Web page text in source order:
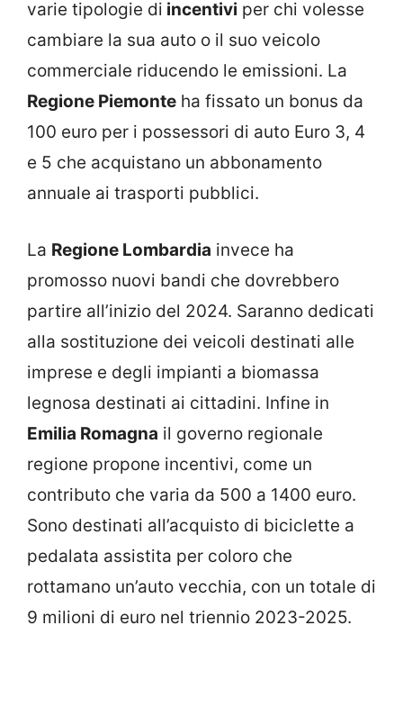
varie tipologie di incentivi per chi volesse
cambiare la sua auto o il suo veicolo
commerciale riducendo le emissioni. La
Regione Piemonte ha fissato un bonus da
100 euro per i possessori di auto Euro 3, 4
e 5 che acquistano un abbonamento
annuale ai trasporti pubblici.
La Regione Lombardia invece ha
promosso nuovi bandi che dovrebbero
partire all’inizio del 2024. Saranno dedicati
alla sostituzione dei veicoli destinati alle
imprese e degli impianti a biomassa
legnosa destinati ai cittadini. Infine in
Emilia Romagna il governo regionale
regione propone incentivi, come un
contributo che varia da 500 a 1400 euro.
Sono destinati all’acquisto di biciclette a
pedalata assistita per coloro che
rottamano un’auto vecchia, con un totale di
9 milioni di euro nel triennio 2023-2025.